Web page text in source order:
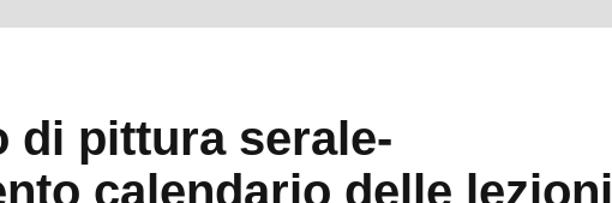
di pittura serale-
calendario delle lezioni